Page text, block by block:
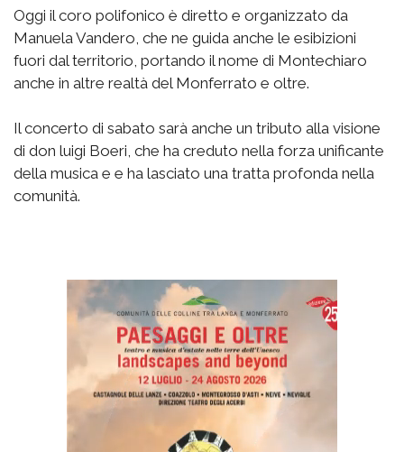
Oggi il coro polifonico è diretto e organizzato da
Manuela Vandero, che ne guida anche le esibizioni
fuori dal territorio, portando il nome di Montechiaro
anche in altre realtà del Monferrato e oltre.
Il concerto di sabato sarà anche un tributo alla visione
di don luigi Boeri, che ha creduto nella forza unificante
della musica e e ha lasciato una tratta profonda nella
comunità.